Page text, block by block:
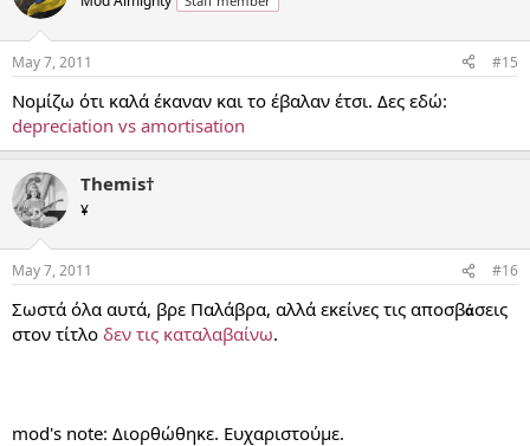
May 7, 2011 #15
Νομίζω ότι καλά έκαναν και το έβαλαν έτσι. Δες εδώ:
depreciation vs amortisation
Themis†
¥
May 7, 2011 #16
Σωστά όλα αυτά, βρε Παλάβρα, αλλά εκείνες τις αποσβάσεις
στον τίτλο δεν τις καταλαβαίνω.
mod's note: Διορθώθηκε. Ευχαριστούμε.